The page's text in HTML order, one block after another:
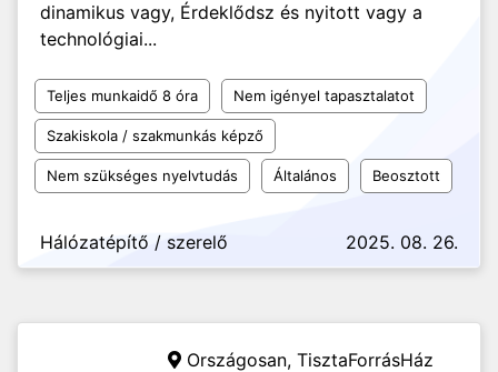
dinamikus vagy, Érdeklődsz és nyitott vagy a
technológiai...
Teljes munkaidő 8 óra Nem igényel tapasztalatot
Szakiskola / szakmunkás képző
Nem szükséges nyelvtudás Általános Beosztott
Hálózatépítő / szerelő 2025. 08. 26.
Országosan, TisztaForrásHáz